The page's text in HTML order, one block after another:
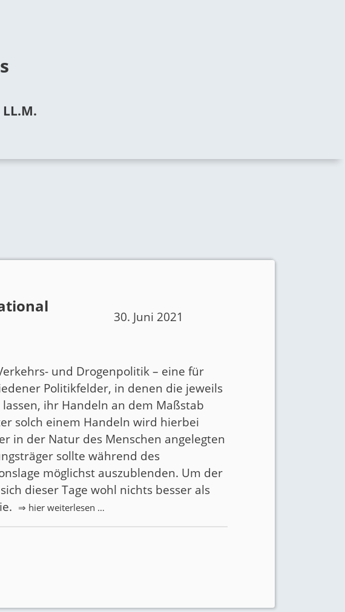
30. Juni 2021
und Drogenpolitik – eine für
Politikfelder, in denen die jeweils
ihr Handeln an dem Maßstab
solch einem Handeln wird hierbei
in der Natur des Menschen angelegten
sollte während des
möglichst auszublenden. Um der
dieser Tage wohl nichts besser als
⇒ hier weiterlesen …